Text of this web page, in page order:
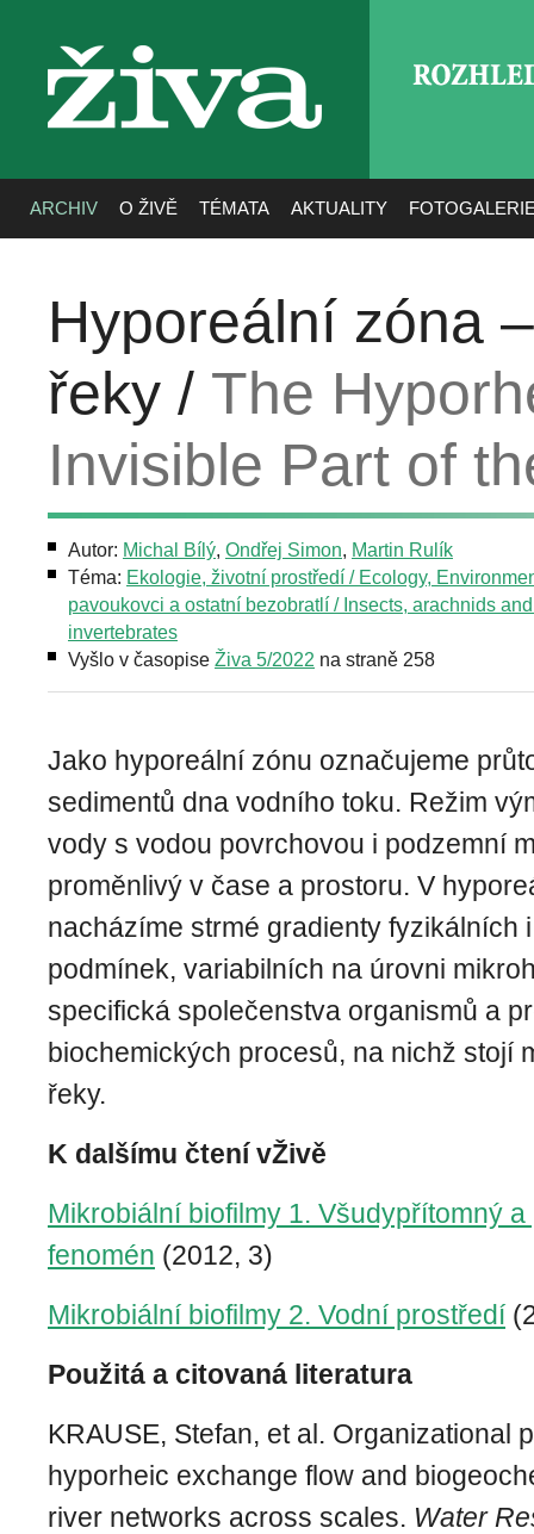
živa
ARCHIV O ŽIVĚ TÉMATA AKTUALITY
Hyporeální zóna
řeky / The
Invisible Part of
Autor: Michal Bílý, Ondřej Simon, Martin Rulík
Téma: Ekologie, životní prostředí / Ecology,
pavoukovci a ostatní bezobratlí / Insects, arachnids
invertebrates
Vyšlo v časopise Živa 5/2022 na straně 258
Jako hyporeální zónu označujeme
sedimentů dna vodního toku. Režim
vody s vodou povrchovou i podzemní
proměnlivý v čase a prostoru. V
nacházíme strmé gradienty fyzikálních
podmínek, variabilních na úrovni
specifická společenstva organismů a
biochemických procesů, na nichž stojí
řeky.
K dalšímu čtení vŽivě
Mikrobiální biofilmy 1. Všudypřítomný
fenomén (2012, 3)
Mikrobiální biofilmy 2. Vodní prostředí
Použitá a citovaná literatura
KRAUSE, Stefan, et al. Organizational
hyporheic exchange flow and
river networks across scales. Water